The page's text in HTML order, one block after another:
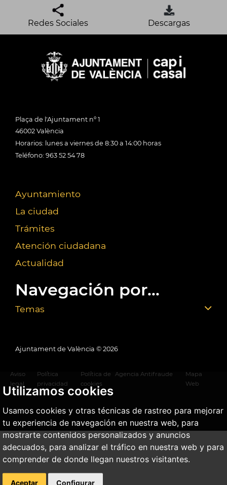
Utilizamos cookies
Usamos cookies y otras técnicas de rastreo para mejorar
tu experiencia de navegación en nuestra web, para
mostrarte contenidos personalizados y anuncios
adecuados, para analizar el tráfico en nuestra web y para
comprender de donde llegan nuestros visitantes.
Aceptar Configurar
Redes Sociales Descargas
Plaça de l'Ajuntament nº 1
46002 València
Horarios: lunes a viernes de 8:30 a 14:00 horas
Teléfono: 963 52 54 78
Ayuntamiento
La ciudad
Trámites
Atención ciudadana
Actualidad
Navegación por...
Temas
Ajuntament de València © 2026
Aviso
legal
Política
privacidad
Política de
cookies
Agencia Antifraude
Mapa
Web